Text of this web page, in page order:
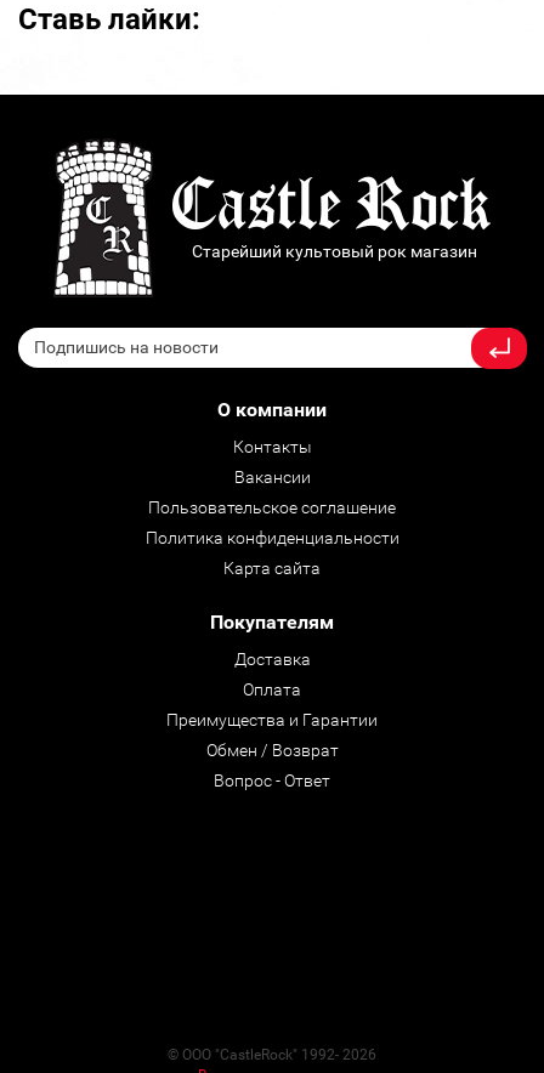
Ставь лайки:
Старейший культовый рок магазин
О компании
Контакты
Вакансии
Пользовательское соглашение
Политика конфиденциальности
Карта сайта
Покупателям
Доставка
Оплата
Преимущества и Гарантии
Обмен / Возврат
Вопрос - Ответ
© ООО "CastleRock" 1992- 2026